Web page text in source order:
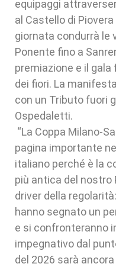
equipaggi
al Castello di
giornata condurrà le
Ponente fino a
premiazione e il
dei fiori. La
con un Tributo fuori
Ospedaletti.
“La Coppa Milano-
pagina importante
italiano perché è la
più antica del nostro
driver della
hanno segnato un
e si confronteranno
impegnativo dal
del 2026 sarà